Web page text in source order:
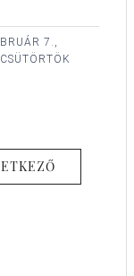
7.,
CSÜTÖRTÖK